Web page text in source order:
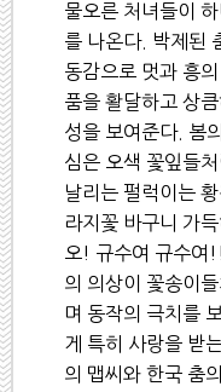
물오른 처녀들이
를 나온다. 박제된
동감으로 멋과 흥
품을 활달하고 상
성을 보여준다. 봄
심은 오색 꽃잎들
날리는 펄럭이는
라지꽃 바구니 가
오! 규수여 규수여
의 의상이 꽃송이
며 동작의 극치를
게 특히 사랑을 받
의 맵씨와 한국 춤